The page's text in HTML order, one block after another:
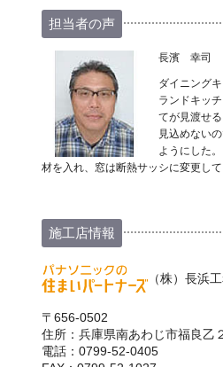
担当者の声
長濱 幸司
ダイニング
ランドキッ
てが見渡せ
見込めない
ようにした
材を入れ、窓は断熱サッシに変更して
施工店情報
（株）長浜
〒656-0502
住所：兵庫県南あわじ市福良乙
電話：0799-52-0405